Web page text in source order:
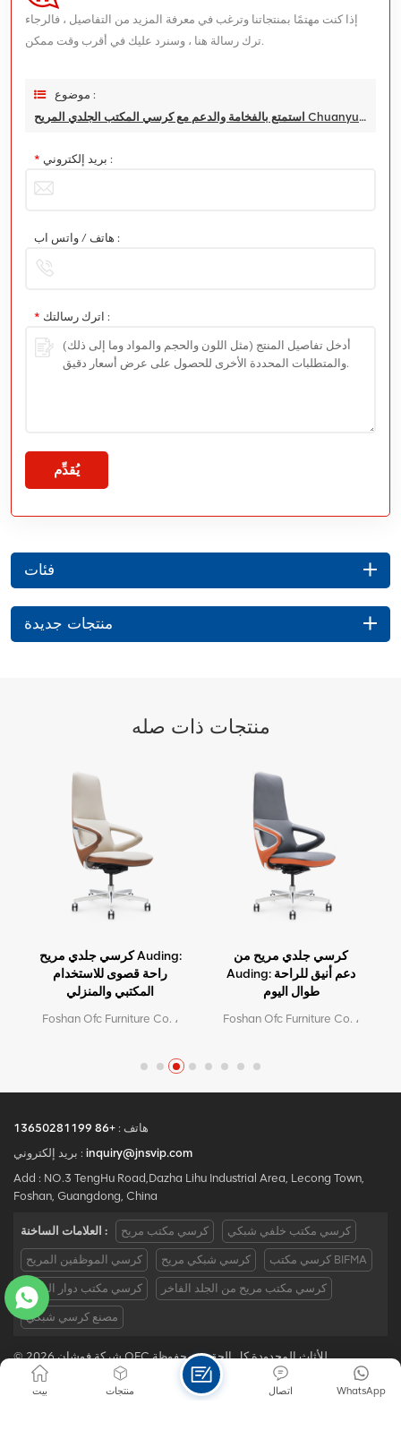
إذا كنت مهتمًا بمنتجاتنا وترغب في معرفة المزيد من التفاصيل ، فالرجاء
ترك رسالة هنا ، وسنرد عليك في أقرب وقت ممكن.
موضوع :
استمتع بالفخامة والدعم مع كرسي المكتب الجلدي المريح ChuanyueB
* بريد إلكتروني :
هاتف / واتس اب :
* اترك رسالتك :
يُقدِّم
فئات
منتجات جديدة
منتجات ذات صله
كرسي جلدي مريح Auding:
راحة قصوى للاستخدام
المكتبي والمنزلي
Foshan Ofc Furniture Co. ،
من خدمة ما بعد البيع وشهادة
استثنائية ودعم لإنتاجية مكان
requiry@jnsvip.com /
whatsapp:
+8615816935891
كرسي جلدي مريح من
Auding: دعم أنيق للراحة
طوال اليوم
Foshan Ofc Furniture Co. ،
المريحة الراقية.مع 5 سنوات
من خدمة ما بعد البيع وشهادة
whatsapp:
هاتف : +86 13650281199
بريد إلكتروني : inquiry@jnsvip.com
Add : NO.3 TengHu Road,Dazha Lihu Industrial Area, Lecong Town,
Foshan, Guangdong, China
العلامات الساخنة : كرسي مكتب مريح كرسي مكتب خلفي شبكي
كرسي الموظفين المريح كرسي شبكي مريح كرسي مكتب BIFMA
كرسي مكتب دوار الصين كرسي مكتب مريح من الجلد الفاخر
مصنع كرسي شبكي
© 2026 شركة فوشان OFC للأثاث المحدودة كل الحقوق محفوظة .
مدونة
خريطة الموقع سياسة الخصوصية IPv6 دعم الشبكة
بيت منتجات WhatsApp اتصال